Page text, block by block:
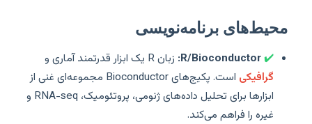
محیط‌های برنامه‌نویسی
✔️
R/Bioconductor: زبان R یک ابزار قدرتمند آماری و
گرافیکی
است. پکیج‌های Bioconductor مجموعه‌ای غنی از
ابزارها برای تحلیل داده‌های ژنومی، پروتئومیک، RNA-seq و
غیره را فراهم می‌کند.